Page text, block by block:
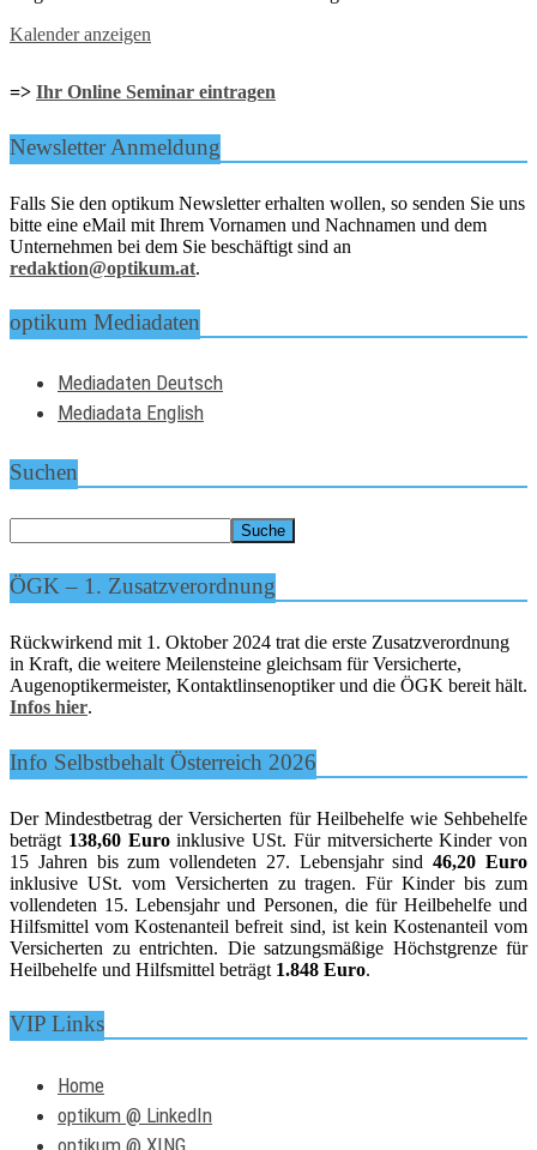
Kalender anzeigen
=> Ihr Online Seminar eintragen
Newsletter Anmeldung
Falls Sie den optikum Newsletter erhalten wollen, so senden Sie uns
bitte eine eMail mit Ihrem Vornamen und Nachnamen und dem
Unternehmen bei dem Sie beschäftigt sind an
redaktion@optikum.at.
optikum Mediadaten
Mediadaten Deutsch
Mediadata English
Suchen
ÖGK – 1. Zusatzverordnung
Rückwirkend mit 1. Oktober 2024 trat die erste Zusatzverordnung
in Kraft, die weitere Meilensteine gleichsam für Versicherte,
Augenoptikermeister, Kontaktlinsenoptiker und die ÖGK bereit hält.
Infos hier.
Info Selbstbehalt Österreich 2026
Der Mindestbetrag der Versicherten für Heilbehelfe wie Sehbehelfe
beträgt 138,60 Euroinklusive USt. Für mitversicherte Kinder von
15 Jahren bis zum vollendeten 27. Lebensjahr sind46,20 Euro
inklusive USt. vom Versicherten zu tragen. Für Kinder bis zum
vollendeten 15. Lebensjahr und Personen, die für Heilbehelfe und
Hilfsmittel vom Kostenanteil befreit sind, ist kein Kostenanteil vom
Versicherten zu entrichten. Die satzungsmäßige Höchstgrenze für
Heilbehelfe und Hilfsmittel beträgt 1.848 Euro.
VIP Links
Home
optikum @ LinkedIn
optikum @ XING